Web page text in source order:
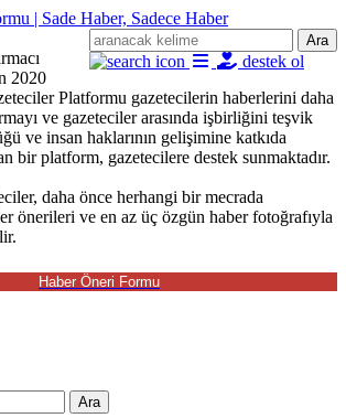
Ara
destek ol
2020
Platformu gazetecilerin haberlerini daha
ve gazeteciler arasında işbirliğini teşvik
ve insan haklarının gelişimine katkıda
bir platform, gazetecilere destek sunmaktadır.
daha önce herhangi bir mecrada
önerileri ve en az üç özgün haber fotoğrafıyla
Ara